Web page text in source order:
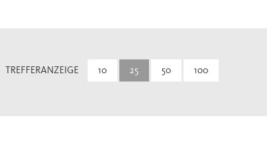
TREFFERANZEIGE 10 25 50 100